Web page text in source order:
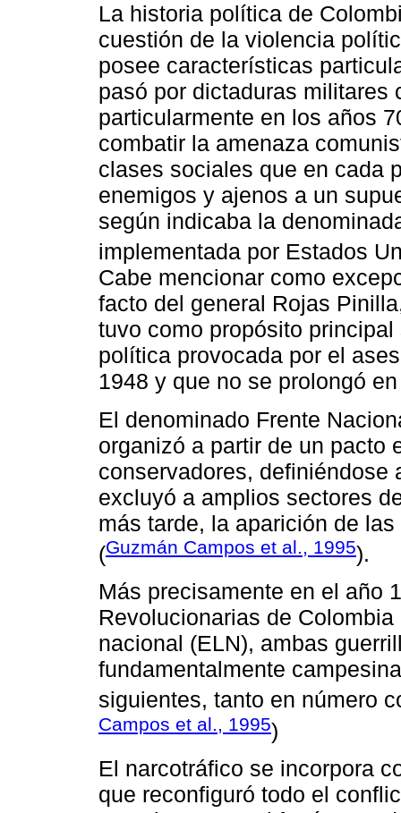
La historia política de
cuestión de la violencia
posee características
pasó por dictaduras militares
particularmente en los años
combatir la amenaza
clases sociales que en cada
enemigos y ajenos a un
según indicaba la
implementada por Estados
Cabe mencionar como
facto del general Rojas
tuvo como propósito
política provocada por el
1948 y que no se prolongó
El denominado Frente
organizó a partir de un pacto
conservadores, definiéndose
excluyó a amplios sectores
más tarde, la aparición de
(Guzmán Campos et al., 1995).
Más precisamente en el año
Revolucionarias de
nacional (ELN), ambas
fundamentalmente
siguientes, tanto en número
Campos et al., 1995)
El narcotráfico se incorpora
que reconfiguró todo el